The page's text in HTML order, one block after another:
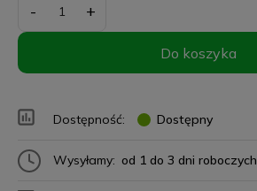
- +
Do koszyka
Dostępność: Dostępny
Wysyłamy: od 1 do 3 dni roboczych